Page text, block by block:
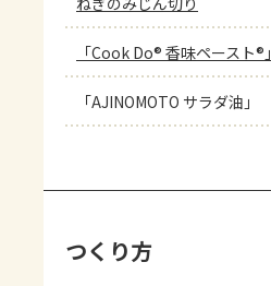
「Cook Do® 香味ペースト®」
「AJINOMOTO サラダ油」
つくり方